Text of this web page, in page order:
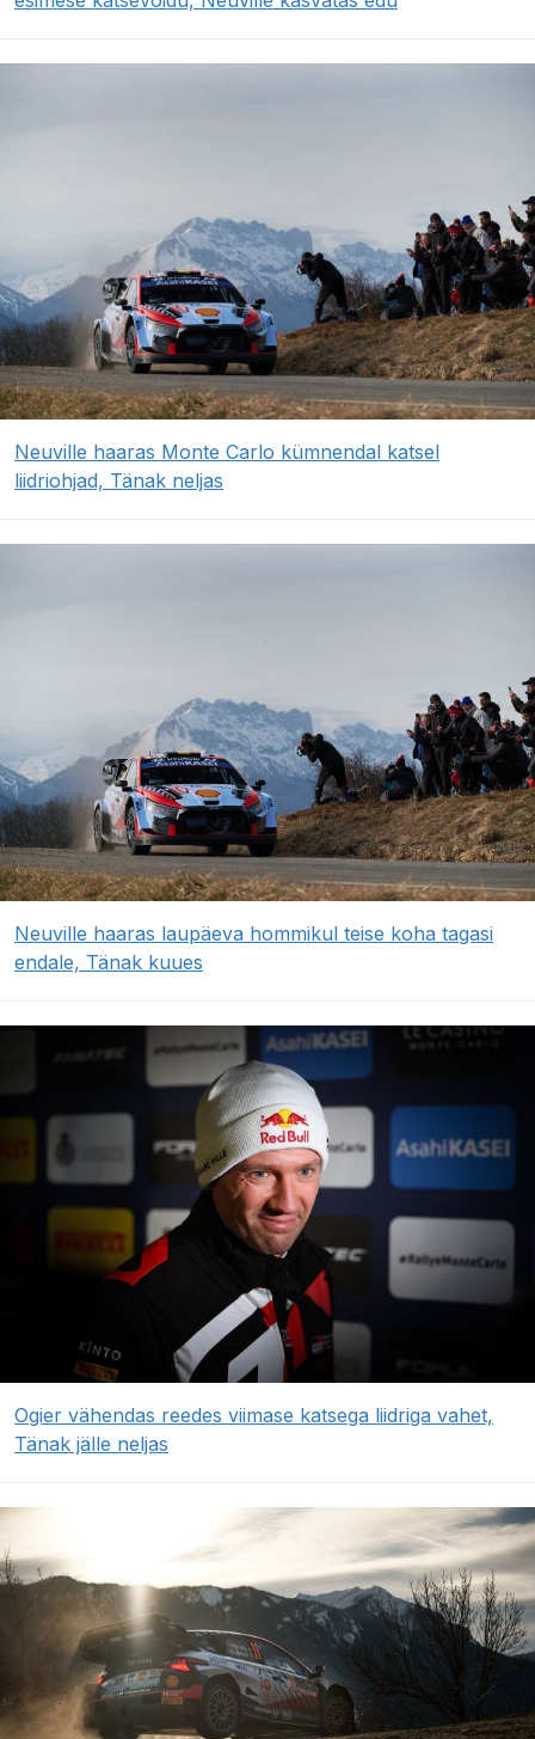
Neuville haaras Monte Carlo kümnendal katsel
liidriohjad, Tänak neljas
Neuville haaras laupäeva hommikul teise koha tagasi
endale, Tänak kuues
Ogier vähendas reedes viimase katsega liidriga vahet,
Tänak jälle neljas